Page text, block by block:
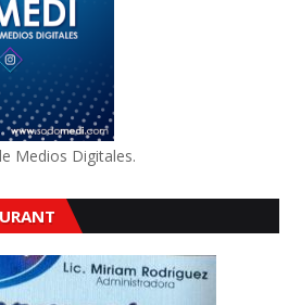
Medios Digitales.